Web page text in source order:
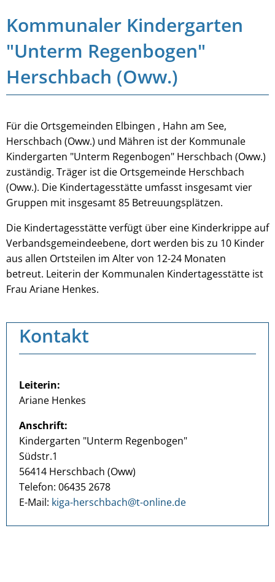
Kommunaler Kindergarten
"Unterm Regenbogen"
Herschbach (Oww.)
Für die Ortsgemeinden Elbingen , Hahn am See,
Herschbach (Oww.) und Mähren ist der Kommunale
Kindergarten "Unterm Regenbogen" Herschbach (Oww.)
zuständig. Träger ist die Ortsgemeinde Herschbach
(Oww.). Die Kindertagesstätte umfasst insgesamt vier
Gruppen mit insgesamt 85 Betreuungsplätzen.
Die Kindertagesstätte verfügt über eine Kinderkrippe auf
Verbandsgemeindeebene, dort werden bis zu 10 Kinder
aus allen Ortsteilen im Alter von 12-24 Monaten
betreut. Leiterin der Kommunalen Kindertagesstätte ist
Frau Ariane Henkes.
Kontakt
Leiterin:
Ariane Henkes
Anschrift:
Kindergarten "Unterm Regenbogen"
Südstr.1
56414 Herschbach (Oww)
Telefon: 06435 2678
E-Mail: kiga-herschbach@t-online.de